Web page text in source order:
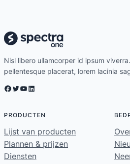
Nisl libero ullamcorper id ipsum
pellentesque placerat, lorem lacinia
Facebook Twitter YouTube LinkedIn
PRODUCTEN
Lijst van producten
Plannen & prijzen
Diensten